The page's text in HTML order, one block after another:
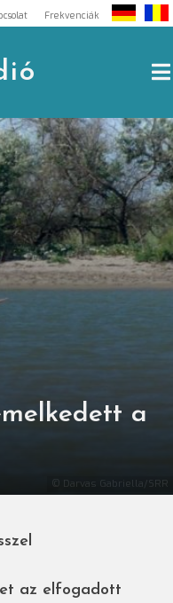
Frekvenciák
a
© Darvas Gabriella/SRR
az elfogadott